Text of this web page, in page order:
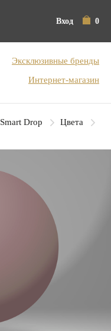
Вход 0
Эксклюзивные бренды
Интернет-магазин
Smart Drop Цвета